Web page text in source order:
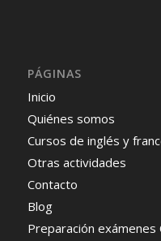
PÁGINAS
Inicio
Quiénes somos
Cursos de inglés y
Otras actividades
Contacto
Blog
Preparación exámenes